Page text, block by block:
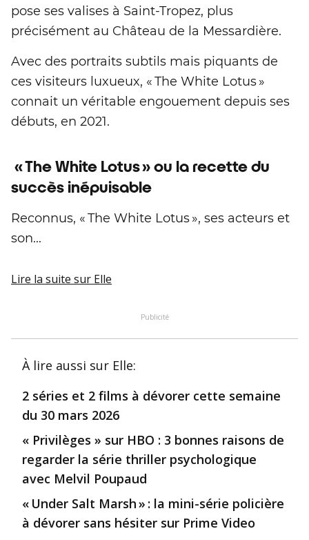
pose ses valises à Saint-Tropez, plus
précisément au Château de la Messardière.
Avec des portraits subtils mais piquants de
ces visiteurs luxueux, « The White Lotus »
connait un véritable engouement depuis ses
débuts, en 2021.
« The White Lotus » ou la recette du
succès inépuisable
Reconnus, « The White Lotus », ses acteurs et
son...
Lire la suite sur Elle
Publicité
À lire aussi sur Elle:
2 séries et 2 films à dévorer cette semaine
du 30 mars 2026
« Privilèges » sur HBO : 3 bonnes raisons de
regarder la série thriller psychologique
avec Melvil Poupaud
« Under Salt Marsh » : la mini-série policière
à dévorer sans hésiter sur Prime Video